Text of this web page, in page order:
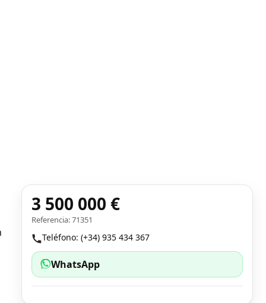
3 500 000 €
Referencia: 71351
Teléfono: (+34) 935 434 367
WhatsApp